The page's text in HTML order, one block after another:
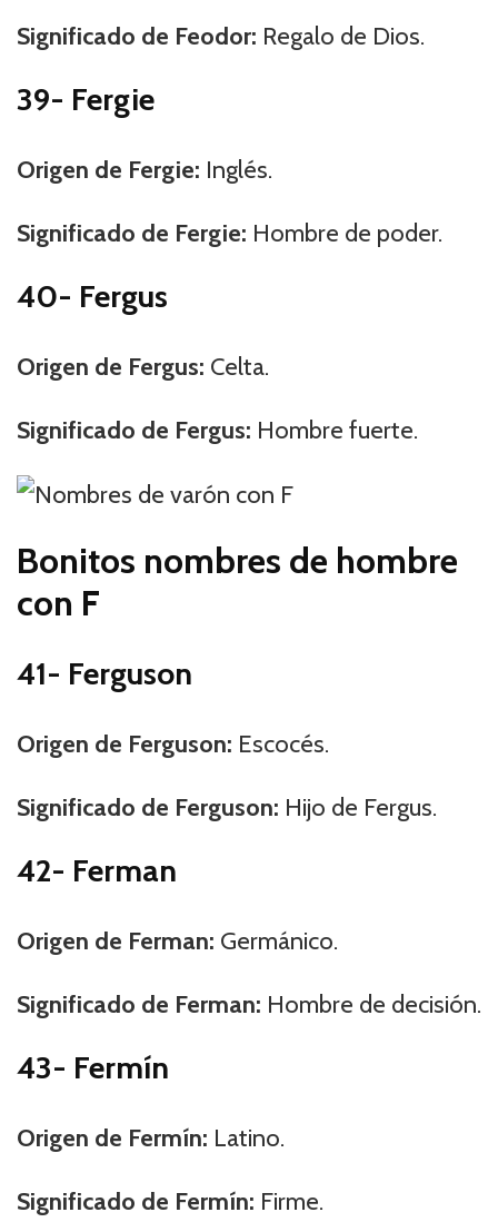
Significado de Feodor: Regalo de Dios.
39- Fergie
Origen de Fergie: Inglés.
Significado de Fergie: Hombre de poder.
40- Fergus
Origen de Fergus: Celta.
Significado de Fergus: Hombre fuerte.
Bonitos nombres de hombre
con F
41- Ferguson
Origen de Ferguson: Escocés.
Significado de Ferguson: Hijo de Fergus.
42- Ferman
Origen de Ferman: Germánico.
Significado de Ferman: Hombre de decisión.
43- Fermín
Origen de Fermín: Latino.
Significado de Fermín: Firme.